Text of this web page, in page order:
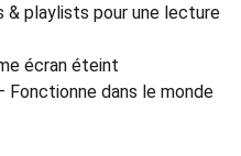
& playlists pour une lecture
écran éteint
Fonctionne dans le monde